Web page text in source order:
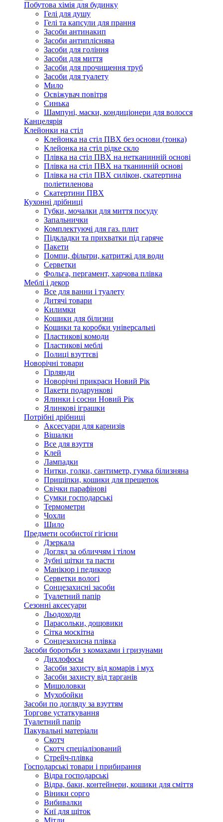
Побутова хімія для будинку
Гелі для душу
Гелі та капсули для прання
Засоби антинакип
Засоби антипліснява
Засоби для гоління
Засоби для миття
Засоби для прочищення труб
Засоби для туалету
Мило
Освіжувач повітря
Синька
Шампуні, маски, кондиціонери для волосся
Канцелярія
Клейонки на стіл
Клейонка на стіл ПВХ без основи (тонка)
Клейонка на стіл рідке скло
Плівка на стіл ПВХ на нетканинній основі
Плівка на стіл ПВХ на тканинній основі
Плівка на стіл ПВХ силікон, скатертина
поліетиленова
Скатертини ПВХ
Кухонні дрібниці
Губки, мочалки для миття посуду
Запальнички
Комплектуючі для газ. плит
Підкладки та прихватки під гаряче
Пакети
Помпи, фільтри, катритжі для води
Серветки
Фольга, пергамент, харчова плівка
Меблі і декор
Все для ванни і туалету
Дитячі товари
Килимки
Кошики для білизни
Кошики та коробки універсальні
Пластикові комоди
Пластикові меблі
Полиці взуттєві
Новорічні товари
Гірлянди
Новорічні прикраси Новий Рік
Пакети подарункові
Ялинки і сосни Новий Рік
Ялинкові іграшки
Потрібні дрібниці
Аксесуари для карнизів
Вішалки
Все для взуття
Клей
Лампадки
Нитки, голки, сантиметр, гумка білизняна
Прищіпки, кошики для прещепок
Свічки парафінові
Сумки господарські
Термометри
Чохли
Шило
Предмети особистої гігієни
Дзеркала
Догляд за обличчям і тілом
Зубні щітки та пасти
Манікюр і педикюр
Серветки вологі
Сонцезахисні засоби
Туалетний папір
Сезонні аксесуари
Льодоходи
Парасольки, дощовики
Сітка москітна
Сонцезахисна плівка
Засоби боротьби з комахами і гризунами
Дихлофосы
Засоби захисту від комарів і мух
Засоби захисту від тарганів
Мишоловки
Мухобойки
Засоби по догляду за взуттям
Торгове устаткування
Туалетний папір
Пакувальні матеріали
Скотч
Скотч спеціалізований
Стрейч-плівка
Господарські товари і прибирання
Відра господарські
Відра, баки, контейнери, кошики для сміття
Віники сорго
Вибивалки
Киї для щіток
Мітли